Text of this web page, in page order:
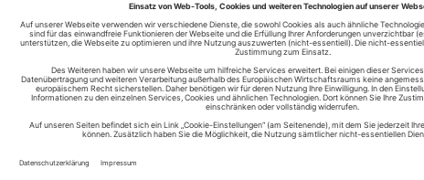
Eigenschutzzeit kennen. Gefah..
yogastern
Yogalehrerin Stefanie Weyrauch bloggt über Entspannung, Kinderyoga,
Ernährung, Yoga für Mama & Baby, Meditation, Yoga für Schwangere,
Bücher, Musik, Filme und alles rund um Yoga. Dabei gibt sie viele Schritt für
Schritt-Anleitungen für Yogaübungen und Meditationen. Außerdem findet ihr
hanfseite.de
News zur Cannabis Legalisierung, Interviews mit Cannabis-Legalisierungs-